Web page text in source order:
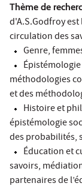
Thème de
d'A.S.Godfroy
circulation des
Genre,
méthodologies
et des
Histoire et
épistémologie
des probabilités,
Éducation et
savoirs,
partenaires de